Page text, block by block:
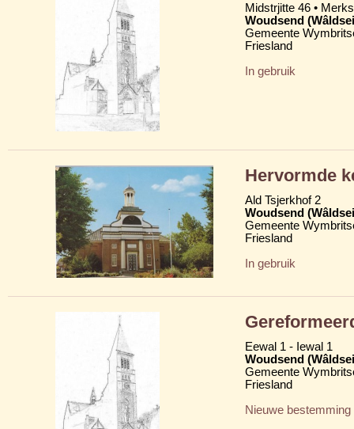
Midstrjitte 46 •
Woudsend
Gemeente
Friesland
In gebruik
Hervormde
Ald Tsjerkhof 2
Woudsend
Gemeente
Friesland
In gebruik
Eewal 1 - Iewal 1
Woudsend
Gemeente
Friesland
Nieuwe bestemming